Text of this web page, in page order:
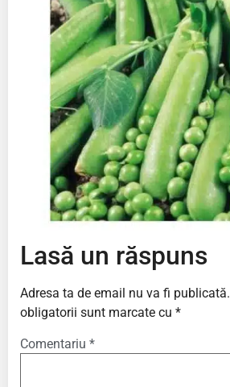
Lasă un răspuns
Adresa ta de email nu va fi publicată.
obligatorii sunt marcate cu *
Comentariu *